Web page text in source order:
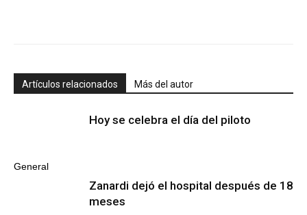
Artículos relacionados Más del autor
General
Hoy se celebra el día del piloto
Zanardi dejó el hospital después de 18
meses